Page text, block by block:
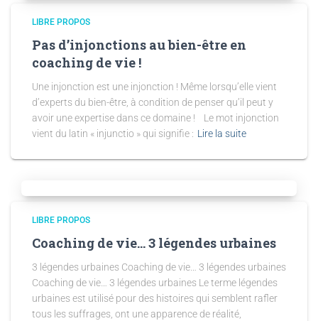
LIBRE PROPOS
Pas d’injonctions au bien-être en
coaching de vie !
Une injonction est une injonction ! Même lorsqu’elle vient
d’experts du bien-être, à condition de penser qu’il peut y
avoir une expertise dans ce domaine ! Le mot injonction
vient du latin « injunctio » qui signifie : Lire la suite
LIBRE PROPOS
Coaching de vie… 3 légendes urbaines
3 légendes urbaines Coaching de vie… 3 légendes urbaines
Coaching de vie… 3 légendes urbaines Le terme légendes
urbaines est utilisé pour des histoires qui semblent rafler
tous les suffrages, ont une apparence de réalité,